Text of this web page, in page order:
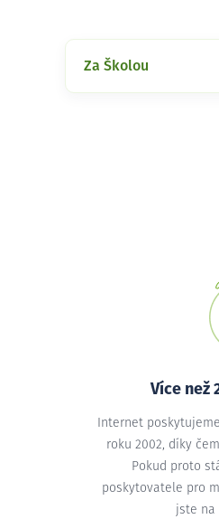
Za Školou
Více než
Internet
roku 2002, díky
Pokud proto
poskytovatele pro
jste na